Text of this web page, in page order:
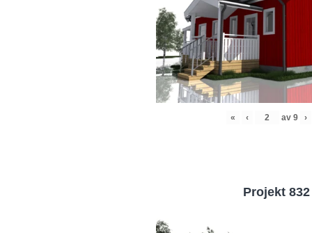
« ‹ av 9 ›
Projekt 832